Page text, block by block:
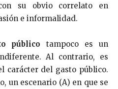
su obvio correlato en
e informalidad.
público tampoco es un
Al contrario, es
carácter del gasto público.
un escenario (A) en que se